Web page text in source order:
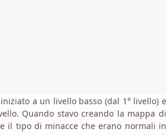
a un livello basso (dal 1° livello) e
Quando stavo creando la mappa di
il tipo di minacce che erano normali in